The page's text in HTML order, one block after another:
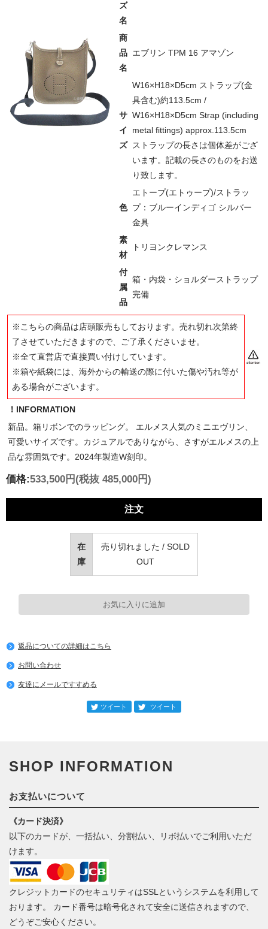
ズ
名
商
品
名
エブリン TPM 16 アマゾン
サ
イ
ズ
W16×H18×D5cm ストラップ(金
具含む)約113.5cm /
W16×H18×D5cm Strap (including
metal fittings) approx.113.5cm
ストラップの長さは個体差がござ
います。記載の長さのものをお送
り致します。
色
エトープ(エトゥープ)/ストラッ
プ：ブルーインディゴ シルバー
金具
素
材
トリヨンクレマンス
付
属
品
箱・内袋・ショルダーストラップ
完備
※こちらの商品は店頭販売もしております。売れ切れ次第終
了させていただきますので、ご了承くださいませ。
※全て直営店で直接買い付けしています。
※箱や紙袋には、海外からの輸送の際に付いた傷や汚れ等が
ある場合がございます。
！INFORMATION
新品。箱リボンでのラッピング。 エルメス人気のミニエヴリン、
可愛いサイズです。カジュアルでありながら、さすがエルメスの上
品な雰囲気です。2024年製造W刻印。
価格:533,500円 (税抜 485,000円)
注文
在
庫
売り切れました / SOLD
OUT
返品についての詳細はこちら
お問い合わせ
友達にメールですすめる
SHOP INFORMATION
お支払いについて
《カード決済》
以下のカードが、一括払い、分割払い、リボ払いでご利用いただ
けます。
クレジットカードのセキュリティはSSLというシステムを利用して
おります。 カード番号は暗号化されて安全に送信されますので、
どうぞご安心ください。